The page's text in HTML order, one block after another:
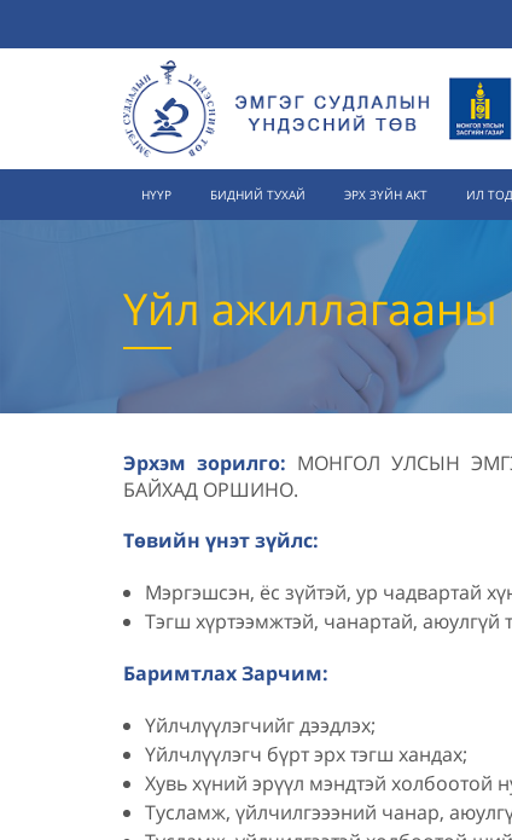
НҮҮР БИДНИЙ ТУХАЙ ЭРХ ЗҮЙН АКТ ИЛ
Үйл ажиллагааны
Эрхэм зорилго: МОНГОЛ УЛСЫН
БАЙХАД ОРШИНО.
Төвийн үнэт зүйлс:
Мэргэшсэн, ёс зүйтэй,
Тэгш хүртээмжтэй, чанартай, аюулгүй
Баримтлах Зарчим:
Үйлчлүүлэгчийг дээдлэх;
Үйлчлүүлэгч бүрт эрх тэгш хандах;
Хувь хүний эрүүл мэндтэй холбоотой
Тусламж, үйлчилгэээний чанар,